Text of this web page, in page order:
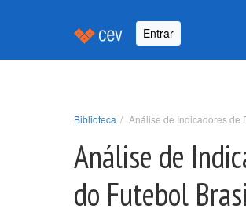
Entrar
Biblioteca Análise de Indicadores de
Análise de
do Futebol